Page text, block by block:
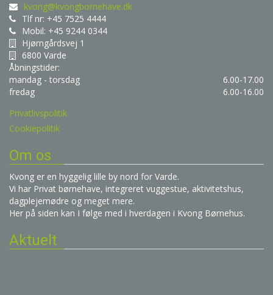
kvong@kvongbornehave.dk
Tlf nr: +45 7525 4444
Mobil: +45 9244 0344
Hjørngårdsvej 1
6800 Varde
Åbningstider:
mandag - torsdag
6.00-17.00
fredag
6.00-16.00
Privatlivspolitik
Cookiepolitik
Om os
Kvong er en hyggelig lille by nord for Varde.
Vi har Privat børnehave, integreret vuggestue, aktivitetshus,
dagplejemødre og meget mere.
Her på siden kan I følge med i hverdagen i Kvong Børnehus.
Aktuelt